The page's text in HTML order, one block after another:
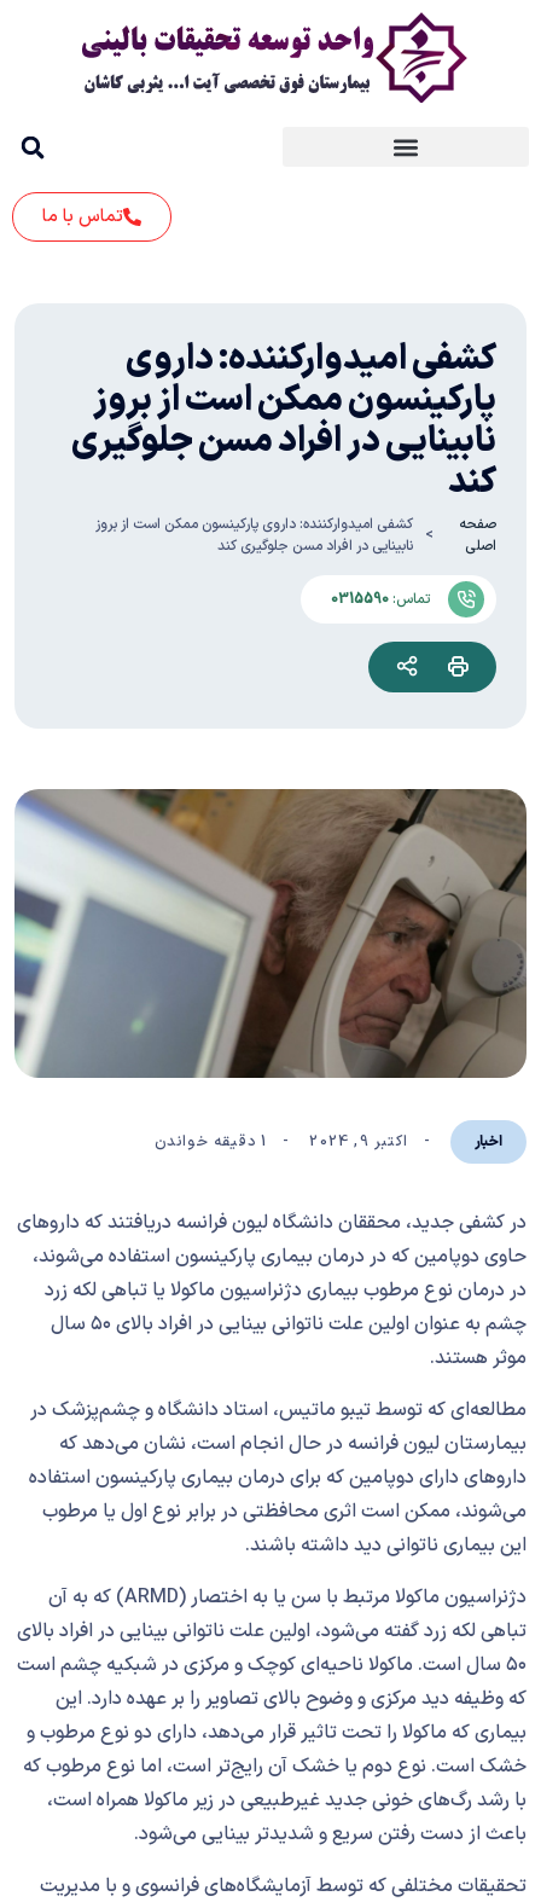
تماس با ما
کشفی امیدوارکننده: داروی
پارکینسون ممکن است از بروز
نابینایی در افراد مسن جلوگیری
کند
صفحه
اصلی
کشفی امیدوارکننده: داروی پارکینسون ممکن است از بروز
نابینایی در افراد مسن جلوگیری کند
تماس: 0315590
اخبار اکتبر 9, 2024 1 دقیقه خواندن
در کشفی جدید، محققان دانشگاه لیون فرانسه دریافتند که دارو‌های
حاوی دوپامین که در درمان بیماری پارکینسون استفاده می‌شوند،
در درمان نوع مرطوب بیماری دژنراسیون ماکولا یا تباهی لکه زرد
چشم به عنوان اولین علت ناتوانی بینایی در افراد بالای ۵۰ سال
موثر هستند.
مطالعه‌ای که توسط تیبو ماتیس، استاد دانشگاه‌ و چشم‌پزشک در
بیمارستان‌ لیون فرانسه در حال انجام است، نشان می‌دهد که
داروهای دارای دوپامین که برای درمان بیماری پارکینسون استفاده
می‌شوند، ممکن است اثری محافظتی در برابر نوع اول یا مرطوب
این بیماری ناتوانی دید داشته باشند.
دژنراسیون ماکولا مرتبط با سن یا به اختصار (ARMD) که به آن
تباهی لکه زرد گفته می‌شود، اولین علت ناتوانی بینایی در افراد بالای
۵۰ سال است. ماکولا ناحیه‌ای کوچک و مرکزی در شبکیه چشم است
که وظیفه دید مرکزی و وضوح بالای تصاویر را بر عهده دارد. این
بیماری که ماکولا را تحت تاثیر قرار می‌دهد، دارای دو نوع مرطوب و
خشک است. نوع دوم یا خشک آن رایج‌تر است، اما نوع مرطوب که
با رشد رگ‌های خونی جدید غیرطبیعی در زیر ماکولا همراه است،
باعث از دست رفتن سریع‌ و شدیدتر بینایی می‌شود.
تحقیقات مختلفی که توسط آزمایشگاه‌های فرانسوی و با مدیریت